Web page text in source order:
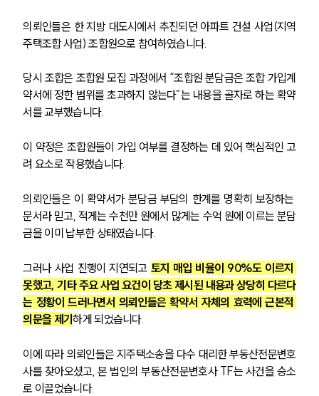
의뢰인들은 한 지방 대도시에서 추진되던 아파트 건설 사업(지역
주택조합 사업) 조합원으로 참여하였습니다.
당시 조합은 조합원 모집 과정에서 “조합원 분담금은 조합 가입계
약서에 정한 범위를 초과하지 않는다”는 내용을 골자로 하는 확약
서를 교부했습니다.
이 약정은 조합원들이 가입 여부를 결정하는 데 있어 핵심적인 고
려 요소로 작용했습니다.
의뢰인들은 이 확약서가 분담금 부담의 한계를 명확히 보장하는
문서라 믿고, 적게는 수천만 원에서 많게는 수억 원에 이르는 분담
금을 이미 납부한 상태였습니다.
그러나 사업 진행이 지연되고 토지 매입 비율이 90%도 이르지
못했고, 기타 주요 사업 요건이 당초 제시된 내용과 상당히 다르다
는 정황이 드러나면서 의뢰인들은 확약서 자체의 효력에 근본적
의문을 제기하게 되었습니다.
이에 따라 의뢰인들은 지주택소송을 다수 대리한 부동산전문변호
사를 찾아오셨고, 본 법인의 부동산전문변호사 TF는 사건을 승소
로 이끌었습니다.